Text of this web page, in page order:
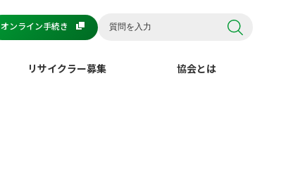
オンライン手続き
リサイクラー募集 協会とは